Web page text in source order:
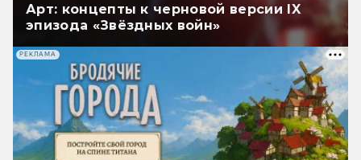
Арт: концепты к черновой версии IX
эпизода «Звёздных войн»
РЕКЛАМА